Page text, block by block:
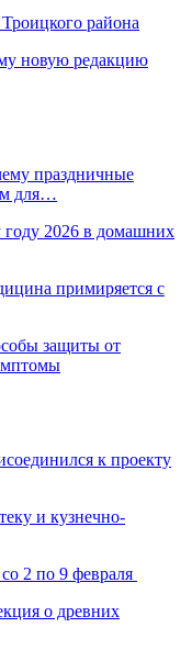
района
новую редакцию
праздничные
для…
2026 в домашних
примиряется с
защиты от
к проекту
и кузнечно-
2 по 9 февраля
о древних